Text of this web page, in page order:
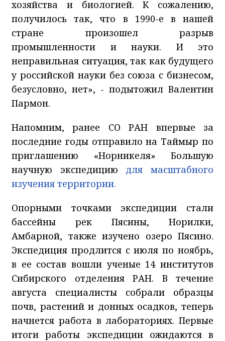
хозяйства и биологией. К сожалению,
получилось так, что в 1990-е в нашей
стране произошел разрыв
промышленности и науки. И это
неправильная ситуация, так как будущего
у российской науки без союза с бизнесом,
безусловно, нет», - подытожил Валентин
Пармон.
Напомним, ранее СО РАН впервые за
последние годы отправило на Таймыр по
приглашению «Норникеля» Большую
научную экспедицию для масштабного
изучения территории.
Опорными точками экспедиции стали
бассейны рек Пясины, Норилки,
Амбарной, также изучено озеро Пясино.
Экспедиция продлится с июля по ноябрь,
в ее состав вошли ученые 14 институтов
Сибирского отделения РАН. В течение
августа специалисты собрали образцы
почв, растений и донных осадков, теперь
начнется работа в лабораториях. Первые
итоги работы экспедиции ожидаются в